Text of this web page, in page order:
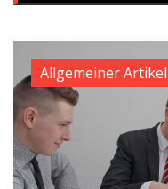
Allgemeiner Artikel